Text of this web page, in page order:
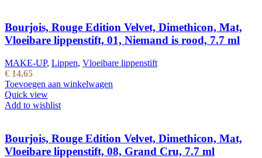
Bourjois, Rouge Edition Velvet, Dimethicon, Mat,
Vloeibare lippenstift, 01, Niemand is rood, 7.7 ml
MAKE-UP, Lippen, Vloeibare lippenstift
€ 14,65
Toevoegen aan winkelwagen
Quick view
Add to wishlist
Bourjois, Rouge Edition Velvet, Dimethicon, Mat,
Vloeibare lippenstift, 08, Grand Cru, 7.7 ml